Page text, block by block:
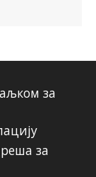
за
за